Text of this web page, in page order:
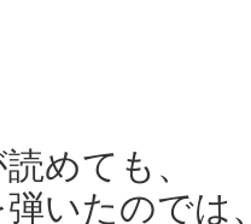
めても、
いたのでは